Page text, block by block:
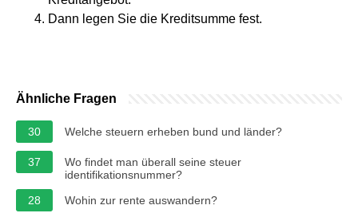
Dann legen Sie die Kreditsumme fest.
Ähnliche Fragen
30 Welche steuern erheben bund und länder?
37
Wo findet man überall seine steuer
identifikationsnummer?
28
Wohin zur rente auswandern?